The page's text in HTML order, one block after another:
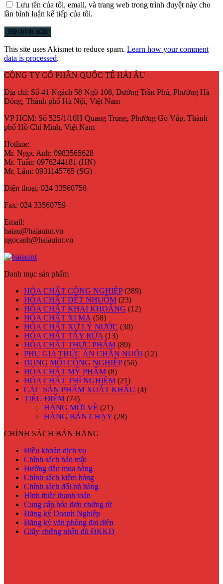
Lưu tên của tôi, email, và trang web trong trình duyệt này cho
lần bình luận kế tiếp của tôi.
This site uses Akismet to reduce spam. Learn how your comment
data is processed.
CÔNG TY CỔ PHẦN QUỐC TẾ HẢI ÂU
Địa chỉ: Số 41 Ngách 58 Ngõ 108, Đường Trần Phú, Phường Hà
Đông, Thành phố Hà Nội, Việt Nam
VP HCM: Số 525/1/10H Quang Trung, Phường Gò Vấp, Thành
phố Hồ Chí Minh, Việt Nam
Hotline:
Mr. Ngọc Anh: 0983565628
Mr. Tuấn: 0976244181 (HN)
Mr. Lâm: 0931145765 (SG)
Điện thoại: 024 33560758
Fax: 024 33560759
Email:
haiau@haiauint.vn
ngocanh@haiauint.vn
Danh mục sản phẩm
HÓA CHẤT CÔNG NGHIỆP (389)
HÓA CHẤT DỆT NHUỘM (23)
HÓA CHẤT KHAI KHOÁNG (12)
HÓA CHẤT XI MẠ (58)
HÓA CHẤT XỬ LÝ NƯỚC (30)
HÓA CHẤT TẨY RỬA (13)
HÓA CHẤT THỰC PHẨM (89)
PHỤ GIA THỨC ĂN CHĂN NUÔI (12)
DUNG MÔI CÔNG NGHIỆP (56)
HÓA CHẤT MỸ PHẨM (8)
HÓA CHẤT THÍ NGHIỆM (21)
CÁC SẢN PHẨM XUẤT KHẨU (4)
TIÊU ĐIỂM (74)
HÀNG MỚI VỀ (21)
HÀNG BÁN CHẠY (28)
CHÍNH SÁCH BÁN HÀNG
Điều khoản dịch vụ
Chính sách bảo mật
Hướng dẫn mua hàng
Chính sách kiểm hàng
Chính sách đổi trả hàng
Hình thức thanh toán
Cung cấp hóa đơn chứng từ
Đăng ký Doanh Nghiệp
Đăng ký văn phòng đại diện
Giấy chứng nhận đủ ĐKKD